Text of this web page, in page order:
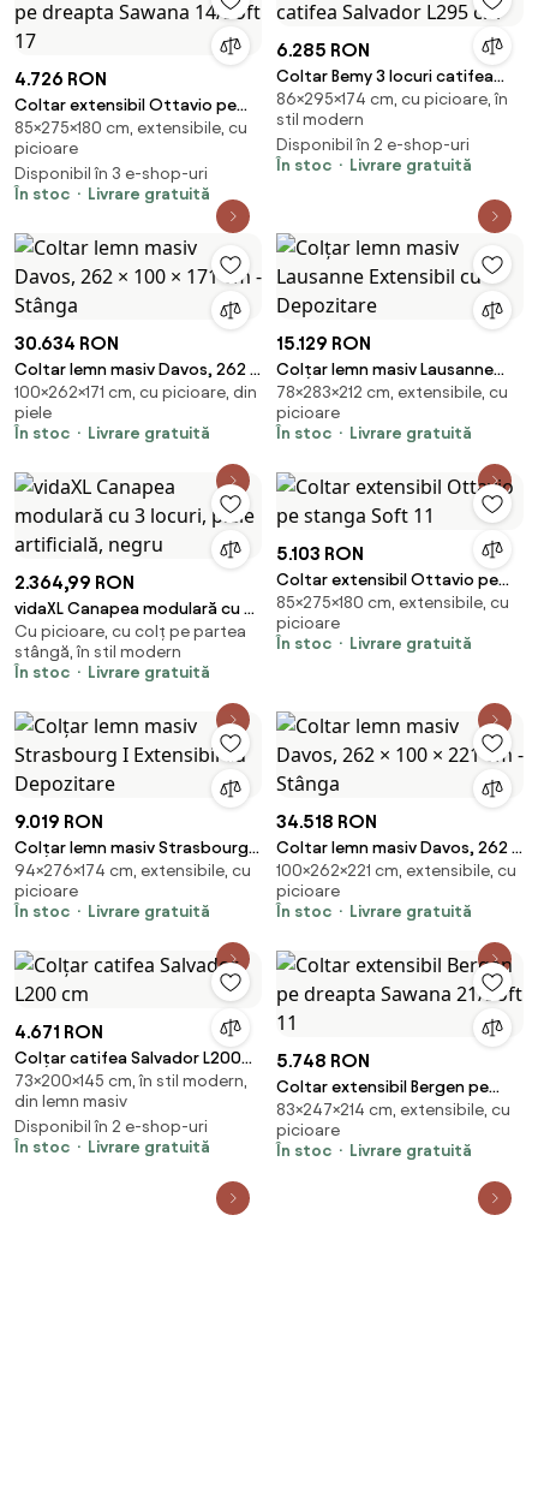
4.726 RON
Coltar extensibil Ottavio pe
dreapta Sawana 14/Soft 17
85×275×180 cm, extensibile, cu
picioare
Disponibil în 3 e-shop-uri
În stoc
Livrare gratuită
6.285 RON
Coltar Bemy 3 locuri catifea
Salvador L295 cm
86×295×174 cm, cu picioare, în
stil modern
Disponibil în 2 e-shop-uri
În stoc
Livrare gratuită
30.634 RON
Coltar lemn masiv Davos, 262 ×
100 × 171 cm - Stânga
100×262×171 cm, cu picioare, din
piele
În stoc
Livrare gratuită
15.129 RON
Colțar lemn masiv Lausanne
Extensibil cu Depozitare
78×283×212 cm, extensibile, cu
picioare
În stoc
Livrare gratuită
2.364,99 RON
vidaXL Canapea modulară cu 3
locuri, piele artificială, negru
Cu picioare, cu colț pe partea
stângă, în stil modern
În stoc
Livrare gratuită
5.103 RON
Coltar extensibil Ottavio pe
stanga Soft 11
85×275×180 cm, extensibile, cu
picioare
În stoc
Livrare gratuită
9.019 RON
Colțar lemn masiv Strasbourg I
Extensibil cu Depozitare
94×276×174 cm, extensibile, cu
picioare
În stoc
Livrare gratuită
34.518 RON
Coltar lemn masiv Davos, 262 ×
100 × 221 cm - Stânga
100×262×221 cm, extensibile, cu
picioare
În stoc
Livrare gratuită
4.671 RON
Colțar catifea Salvador L200
cm
73×200×145 cm, în stil modern,
din lemn masiv
Disponibil în 2 e-shop-uri
În stoc
Livrare gratuită
5.748 RON
Coltar extensibil Bergen pe
dreapta Sawana 21/Soft 11
83×247×214 cm, extensibile, cu
picioare
În stoc
Livrare gratuită